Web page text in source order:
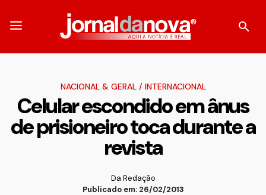
NACIONAL & GERAL/ INTERNACIONAL
Celular escondido em ânus
de prisioneiro toca durante a
revista
Da Redação
Publicado em: 26/02/2013